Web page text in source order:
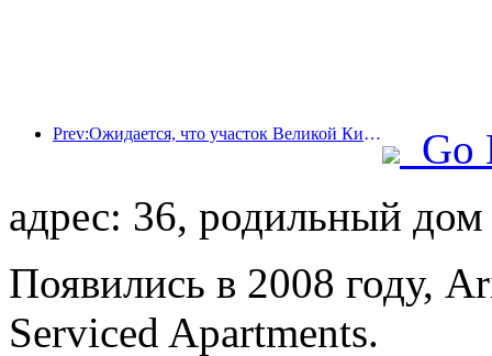
Prev:Ожидается, что участок Великой Китайской стены Цзянцзюньгуань в районе Пингу города Пекина будет открыт для публики уже к концу 2026 года.
Go
адрес: 36, родильный дом
Появились в 2008 году,
Serviced Apartments.